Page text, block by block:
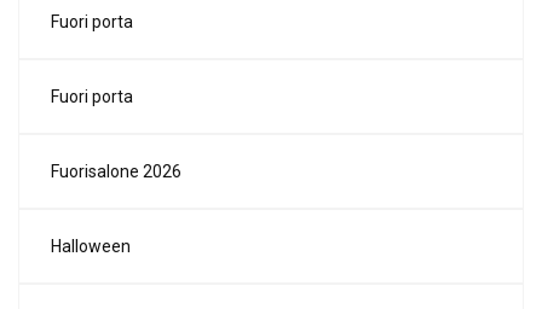
Fuori porta
Fuori porta
Fuorisalone 2026
Halloween